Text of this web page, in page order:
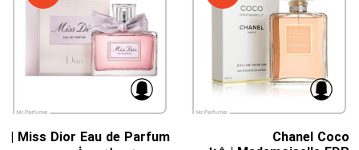
Chanel Coco
Miss Dior Eau de Parfum |